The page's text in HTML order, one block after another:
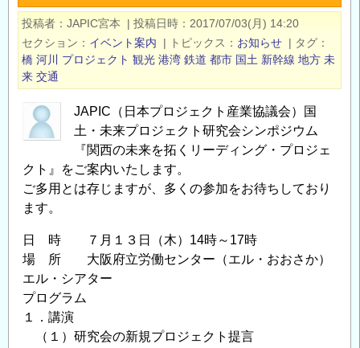
投稿者 JAPIC宮本 | 投稿日時
2017/07/03(月) 14:20
セクション
イベント案内 | トピックス お知らせ | タグ
橋 河川 プロジェクト 観光 港湾 鉄道 都市 国土 新幹線 地方 未
来 交通
JAPIC（日本プロジェクト産業協議会）国
土・未来プロジェクト研究会シンポジウム
『関西の未来を拓くリーディング・プロジェ
クト』をご案内いたします。
ご多用とは存じますが、多くの参加をお待ちしており
ます。
日 時 ７月１３日（木）14時～17時
場 所 大阪府立労働センター（エル・おおさか）
エル・シアター
プログラム
１．講演
（１）研究会の新規プロジェクト提言